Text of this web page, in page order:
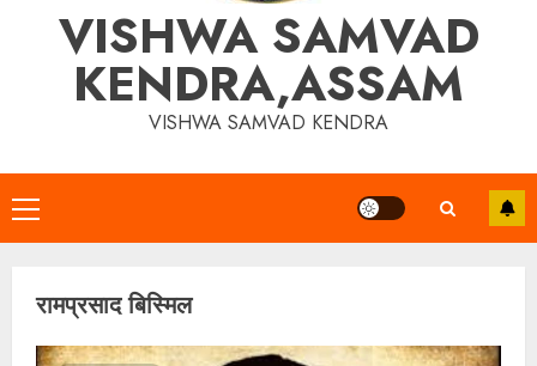
VISHWA SAMVAD
KENDRA,ASSAM
VISHWA SAMVAD KENDRA
Primary
Menu
रामप्रसाद बिस्मिल